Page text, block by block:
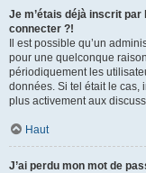
Je m’étais déjà inscrit
connecter ?!
Il est possible qu’un
pour une quelconque
périodiquement les
données. Si tel était le cas,
plus activement aux
Haut
J’ai perdu mon mot de